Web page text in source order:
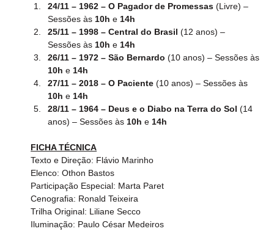
24/11 – 1962 – O Pagador de Promessas (Livre) –
Sessões às 10h e 14h
25/11 – 1998 – Central do Brasil (12 anos) –
Sessões às 10h e 14h
26/11 – 1972 – São Bernardo (10 anos) – Sessões às
10h e 14h
27/11 – 2018 – O Paciente (10 anos) – Sessões às
10h e 14h
28/11 – 1964 – Deus e o Diabo na Terra do Sol (14
anos) – Sessões às 10h e 14h
FICHA TÉCNICA
Texto e Direção: Flávio Marinho
Elenco: Othon Bastos
Participação Especial: Marta Paret
Cenografia: Ronald Teixeira
Trilha Original: Liliane Secco
Iluminação: Paulo César Medeiros